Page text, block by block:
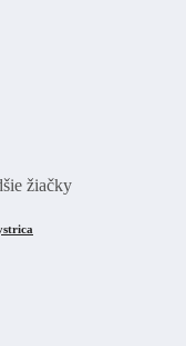
žiačky